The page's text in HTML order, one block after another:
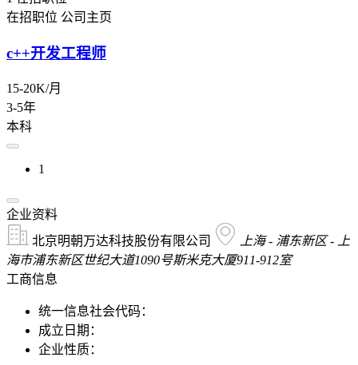
在招职位 公司主页
c++开发工程师
15-20K/月
3-5年
本科
1
企业资料
北京明朝万达科技股份有限公司
上海 - 浦东新区 - 上
海市浦东新区世纪大道1090号斯米克大厦911-912室
工商信息
统一信息社会代码：
成立日期：
企业性质：